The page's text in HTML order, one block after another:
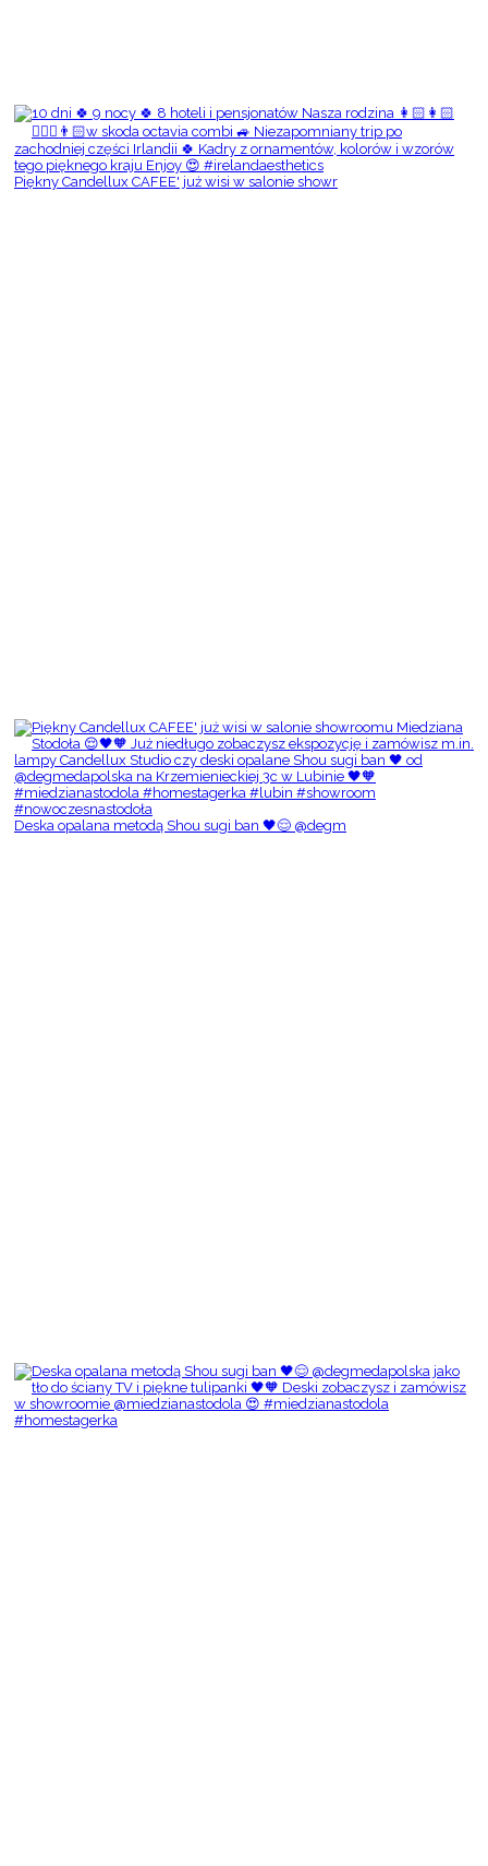
Piękny Candellux CAFEE' już wisi w salonie showr
Deska opalana metodą Shou sugi ban 🖤😌 @degm